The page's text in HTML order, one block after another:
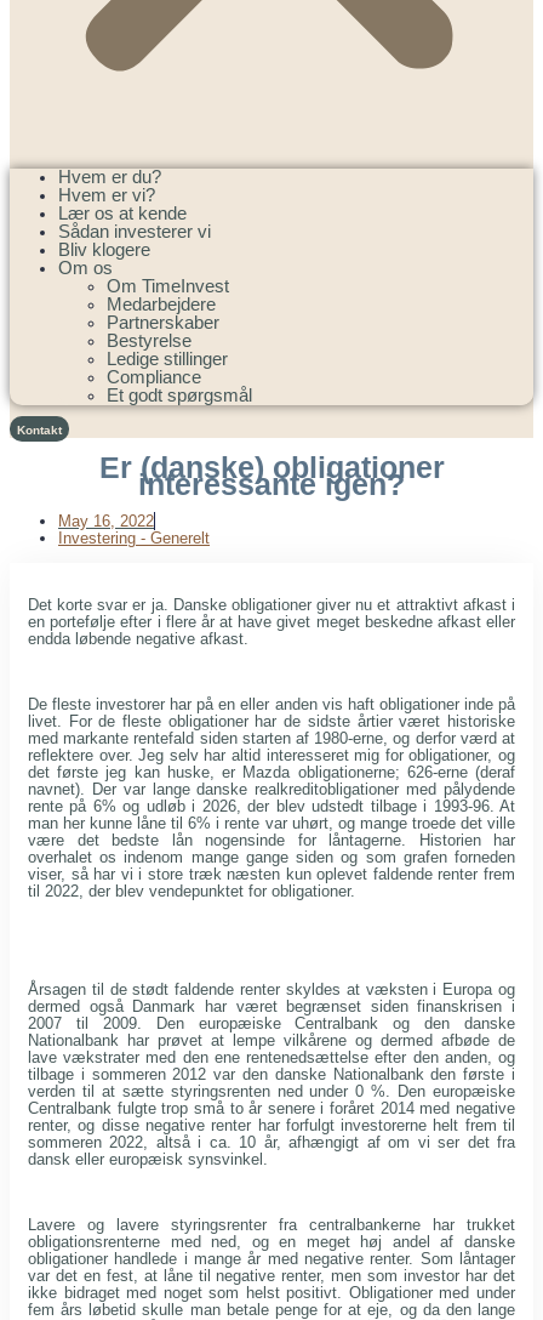
Hvem er du?
Hvem er vi?
Lær os at kende
Sådan investerer vi
Bliv klogere
Om os
Om TimeInvest
Medarbejdere
Partnerskaber
Bestyrelse
Ledige stillinger
Compliance
Et godt spørgsmål
Kontakt
Er (danske) obligationer
interessante igen?
May 16, 2022
Investering - Generelt
Det korte svar er ja. Danske obligationer giver nu et attraktivt afkast i
en portefølje efter i flere år at have givet meget beskedne afkast eller
endda løbende negative afkast.
De fleste investorer har på en eller anden vis haft obligationer inde på
livet. For de fleste obligationer har de sidste årtier været historiske
med markante rentefald siden starten af 1980-erne, og derfor værd at
reflektere over. Jeg selv har altid interesseret mig for obligationer, og
det første jeg kan huske, er Mazda obligationerne; 626-erne (deraf
navnet). Der var lange danske realkreditobligationer med pålydende
rente på 6% og udløb i 2026, der blev udstedt tilbage i 1993-96. At
man her kunne låne til 6% i rente var uhørt, og mange troede det ville
være det bedste lån nogensinde for låntagerne. Historien har
overhalet os indenom mange gange siden og som grafen forneden
viser, så har vi i store træk næsten kun oplevet faldende renter frem
til 2022, der blev vendepunktet for obligationer.
Årsagen til de stødt faldende renter skyldes at væksten i Europa og
dermed også Danmark har været begrænset siden finanskrisen i
2007 til 2009. Den europæiske Centralbank og den danske
Nationalbank har prøvet at lempe vilkårene og dermed afbøde de
lave vækstrater med den ene rentenedsættelse efter den anden, og
tilbage i sommeren 2012 var den danske Nationalbank den første i
verden til at sætte styringsrenten ned under 0 %. Den europæiske
Centralbank fulgte trop små to år senere i foråret 2014 med negative
renter, og disse negative renter har forfulgt investorerne helt frem til
sommeren 2022, altså i ca. 10 år, afhængigt af om vi ser det fra
dansk eller europæisk synsvinkel.
Lavere og lavere styringsrenter fra centralbankerne har trukket
obligationsrenterne med ned, og en meget høj andel af danske
obligationer handlede i mange år med negative renter. Som låntager
var det en fest, at låne til negative renter, men som investor har det
ikke bidraget med noget som helst positivt. Obligationer med under
fem års løbetid skulle man betale penge for at eje, og da den lange